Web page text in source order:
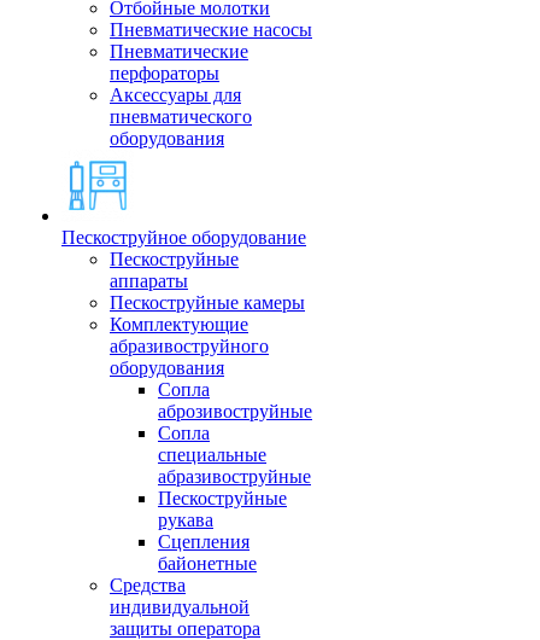
Отбойные молотки
Пневматические насосы
Пневматические
перфораторы
Аксессуары для
пневматического
оборудования
Пескоструйное оборудование
Пескоструйные
аппараты
Пескоструйные камеры
Комплектующие
абразивоструйного
оборудования
Сопла
аброзивоструйные
Сопла
специальные
абразивоструйные
Пескоструйные
рукава
Сцепления
байонетные
Средства
индивидуальной
защиты оператора